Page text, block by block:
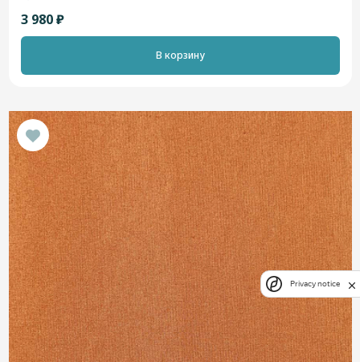
3 980 ₽
В корзину
Privacy notice